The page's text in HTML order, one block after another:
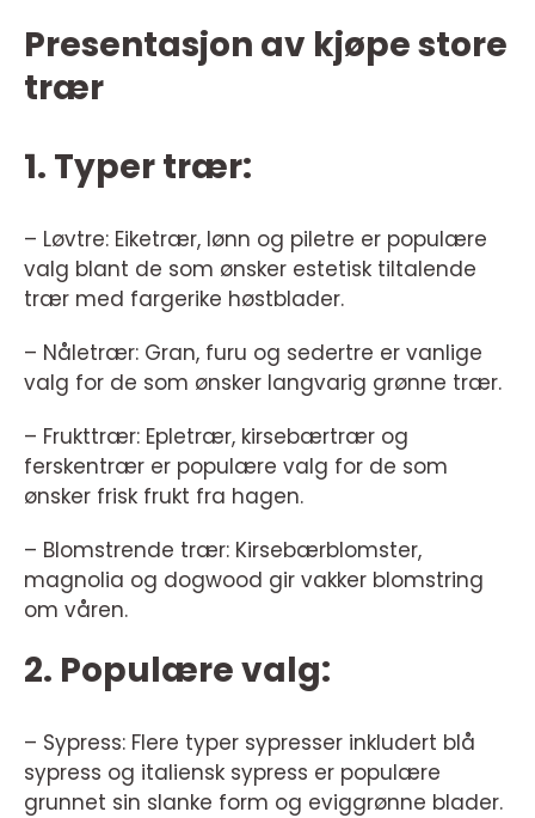
Presentasjon av kjøpe store
trær
1. Typer trær:
– Løvtre: Eiketrær, lønn og piletre er populære
valg blant de som ønsker estetisk tiltalende
trær med fargerike høstblader.
– Nåletrær: Gran, furu og sedertre er vanlige
valg for de som ønsker langvarig grønne trær.
– Frukttrær: Epletrær, kirsebærtrær og
ferskentrær er populære valg for de som
ønsker frisk frukt fra hagen.
– Blomstrende trær: Kirsebærblomster,
magnolia og dogwood gir vakker blomstring
om våren.
2. Populære valg:
– Sypress: Flere typer sypresser inkludert blå
sypress og italiensk sypress er populære
grunnet sin slanke form og eviggrønne blader.